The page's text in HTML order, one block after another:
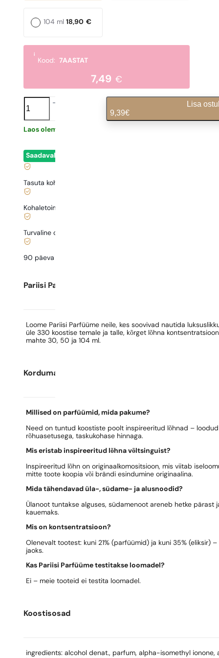
18,90 €
104 ml
i
Kood: 7AASTAT
7,49 €
N°
152
Lisa
9,39€
Laos olemas
Saadaval
Tasuta kohaletoimetamine alates
Kohaletoimetamine alates
Turvaline ostlemine ja maksed
90 päeva
Pariisi Parfüümide kohta
Loome Pariisi Parfüüme neile, kes soovivad nautida
üle 330 koostise temale ja talle, kõrget lõhna
mahte 30, 50 ja 104 ml.
Korduma kippuvad küsimused
Millised on parfüümid, mida pakume?
Need on tuntud koostiste poolt inspireeritud lõhnad –
rõhuasetusega, taskukohase hinnaga.
Mis eristab inspireeritud lõhna võltsinguist?
Inspireeritud lõhn on originaalkomositsioon, mis viitab
mitte toote koopia või brändi esindumine originaalina.
Mida tähendavad üla-, südame- ja alusnoodid?
Ülanoot tuntakse alguses, südamenoot areneb hetke pärast
kauemaks.
Mis on kontsentratsioon?
Olenevalt tootest: kuni 21% (parfüümid) ja kuni 35% (eliksir)
jaoks.
Kas Pariisi Parfüüme testitakse loomadel?
Ei – meie tooteid ei testita loomadel.
Koostisosad
ingredients: alcohol denat., parfum, alpha-isomethyl ionone,